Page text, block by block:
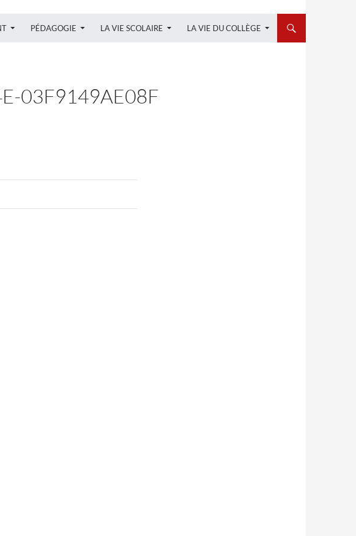
PÉDAGOGIE LA VIE SCOLAIRE LA VIE DU COLLÈGE
03F9149AE08F